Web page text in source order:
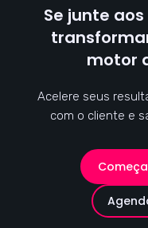
Se junte
motor
Acelere seus
com o cliente e